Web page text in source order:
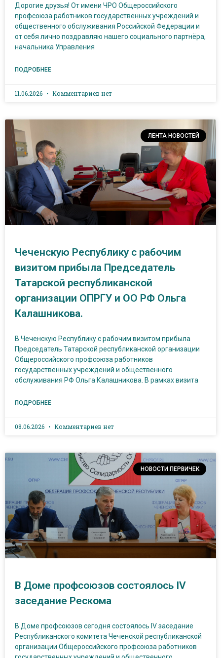
Дорогие друзья! От имени ЧРО Общероссийского
профсоюза работников государственных учреждений и
общественного обслуживания Российской Федерации и
от себя лично поздравляю нашего социального партнёра,
начальника Управления
ПОДРОБНЕЕ
11.06.2026 Комментариев нет
ЛЕНТА НОВОСТЕЙ
Чеченскую Республику с рабочим
визитом прибыла Председатель
Татарской республиканской
организации ОПРГУ и ОО РФ Ольга
Калашникова.
В Чеченскую Республику с рабочим визитом прибыла
Председатель Татарской республиканской организации
Общероссийского профсоюза работников
государственных учреждений и общественного
обслуживания РФ Ольга Калашникова. В рамках визита
ПОДРОБНЕЕ
08.06.2026 Комментариев нет
НОВОСТИ ПЕРВИЧЕК
В Доме профсоюзов состоялось IV
заседание Рескома
В Доме профсоюзов сегодня состоялось IV заседание
Республиканского комитета Чеченской республиканской
организации Общероссийского профсоюза работников